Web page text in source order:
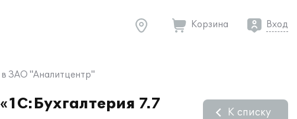
Корзина Вход
в ЗАО "Аналитцентр"
7.7
К списку